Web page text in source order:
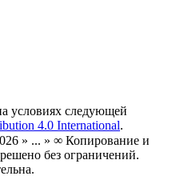
условиях следующей
4.0 International.
» ... » ∞ Копирование и
без ограничений.